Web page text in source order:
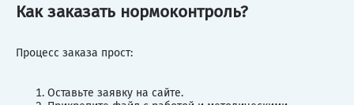
Как заказать нормоконтроль?
Процесс заказа прост:
Оставьте заявку на сайте.